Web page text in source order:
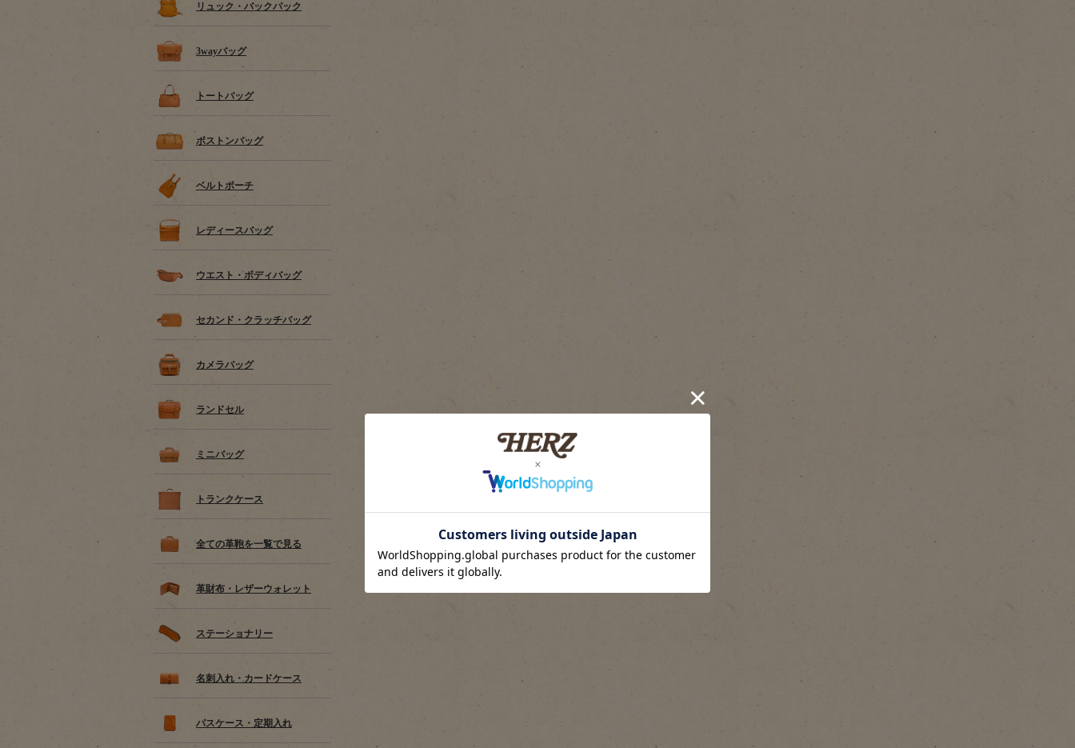
リュック・バックパック
3wayバッグ
トートバッグ
ボストンバッグ
ベルトポーチ
レディースバッグ
ウエスト・ボディバッグ
セカンド・クラッチバッグ
カメラバッグ
ランドセル
ミニバッグ
トランクケース
全ての革鞄を一覧で見る
革財布・レザーウォレット
ステーショナリー
名刺入れ・カードケース
パスケース・定期入れ